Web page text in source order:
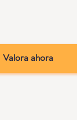
Valora ahora